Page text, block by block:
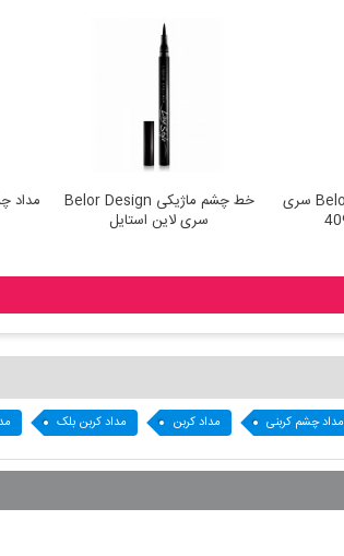
خط چشم ماژیکی Belor Design
سری لاین استایل
مداد چشم Belor Design سری
مداد چشم کربنی مداد کربن مداد کربن بلک